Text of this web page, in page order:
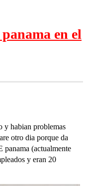
en el
y habian problemas
otro dia porque da
panama (actualmente
y eran 20